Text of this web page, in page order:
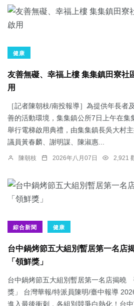
健康
友善無礙、幸福上樓 集集鎮田寮社
用
［記者陳朝枝/南投報導］為提供年長者
善的活動環境，集集鎮公所7日上午在集
舉行電梯啟用典禮，由集集鎮長吳大村
議員黃春麟、謝明謀、陳淑惠...
陳朝枝 2026年八月07日 2,921
綜合新聞 健康
台中鍋烤節五大組別暫居第一名
「領鮮獎」
台中鍋烤節五大組別暫居第一名店揭曉
獎」 台灣華報/特派員陳明/臺中報導
進入最後衝刺，各組別競爭白熱化！台